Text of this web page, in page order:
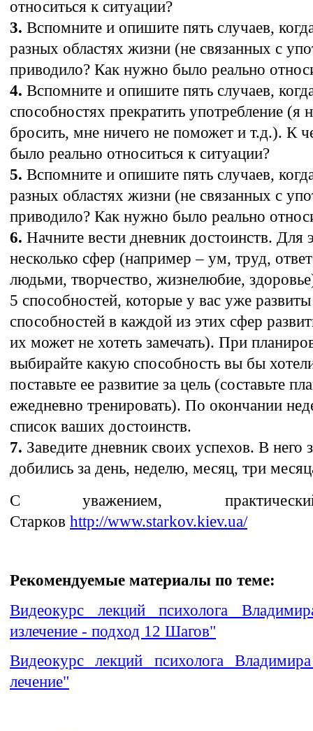
относиться к ситуации?
3. Вспомните и опишите пять случаев,
разных областях жизни (не связанных с
приводило? Как нужно было реально
4. Вспомните и опишите пять случаев,
способностях прекратить употребление (я
бросить, мне ничего не поможет и т.д.). К
было реально относиться к ситуации?
5. Вспомните и опишите пять случаев,
разных областях жизни (не связанных с
приводило? Как нужно было реально
6. Начните вести дневник достоинств. Для
несколько сфер (например – ум, труд,
людьми, творчество, жизнелюбие,
5 способностей, которые у вас уже
способностей в каждой из этих сфер
их может не хотеть замечать). При
выбирайте какую способность вы бы
поставьте ее развитие за цель (составьте
ежедневно тренировать). По окончании
список ваших достоинств.
7. Заведите дневник своих успехов. В него
добились за день, неделю, месяц, три
С уважением,
Старков http://www.starkov.kiev.ua/
Рекомендуемые материалы по теме:
Видеокурс лекций психолога
излечение - подход 12 Шагов"
Видеокурс лекций психолога
лечение"